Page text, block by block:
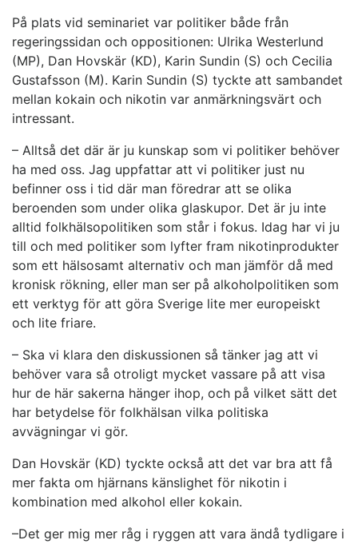
På plats vid seminariet var politiker både från
regeringssidan och oppositionen: Ulrika Westerlund
(MP), Dan Hovskär (KD), Karin Sundin (S) och Cecilia
Gustafsson (M). Karin Sundin (S) tyckte att sambandet
mellan kokain och nikotin var anmärkningsvärt och
intressant.
– Alltså det där är ju kunskap som vi politiker behöver
ha med oss. Jag uppfattar att vi politiker just nu
befinner oss i tid där man föredrar att se olika
beroenden som under olika glaskupor. Det är ju inte
alltid folkhälsopolitiken som står i fokus. Idag har vi ju
till och med politiker som lyfter fram nikotinprodukter
som ett hälsosamt alternativ och man jämför då med
kronisk rökning, eller man ser på alkoholpolitiken som
ett verktyg för att göra Sverige lite mer europeiskt
och lite friare.
– Ska vi klara den diskussionen så tänker jag att vi
behöver vara så otroligt mycket vassare på att visa
hur de här sakerna hänger ihop, och på vilket sätt det
har betydelse för folkhälsan vilka politiska
avvägningar vi gör.
Dan Hovskär (KD) tyckte också att det var bra att få
mer fakta om hjärnans känslighet för nikotin i
kombination med alkohol eller kokain.
–Det ger mig mer råg i ryggen att vara ändå tydligare i